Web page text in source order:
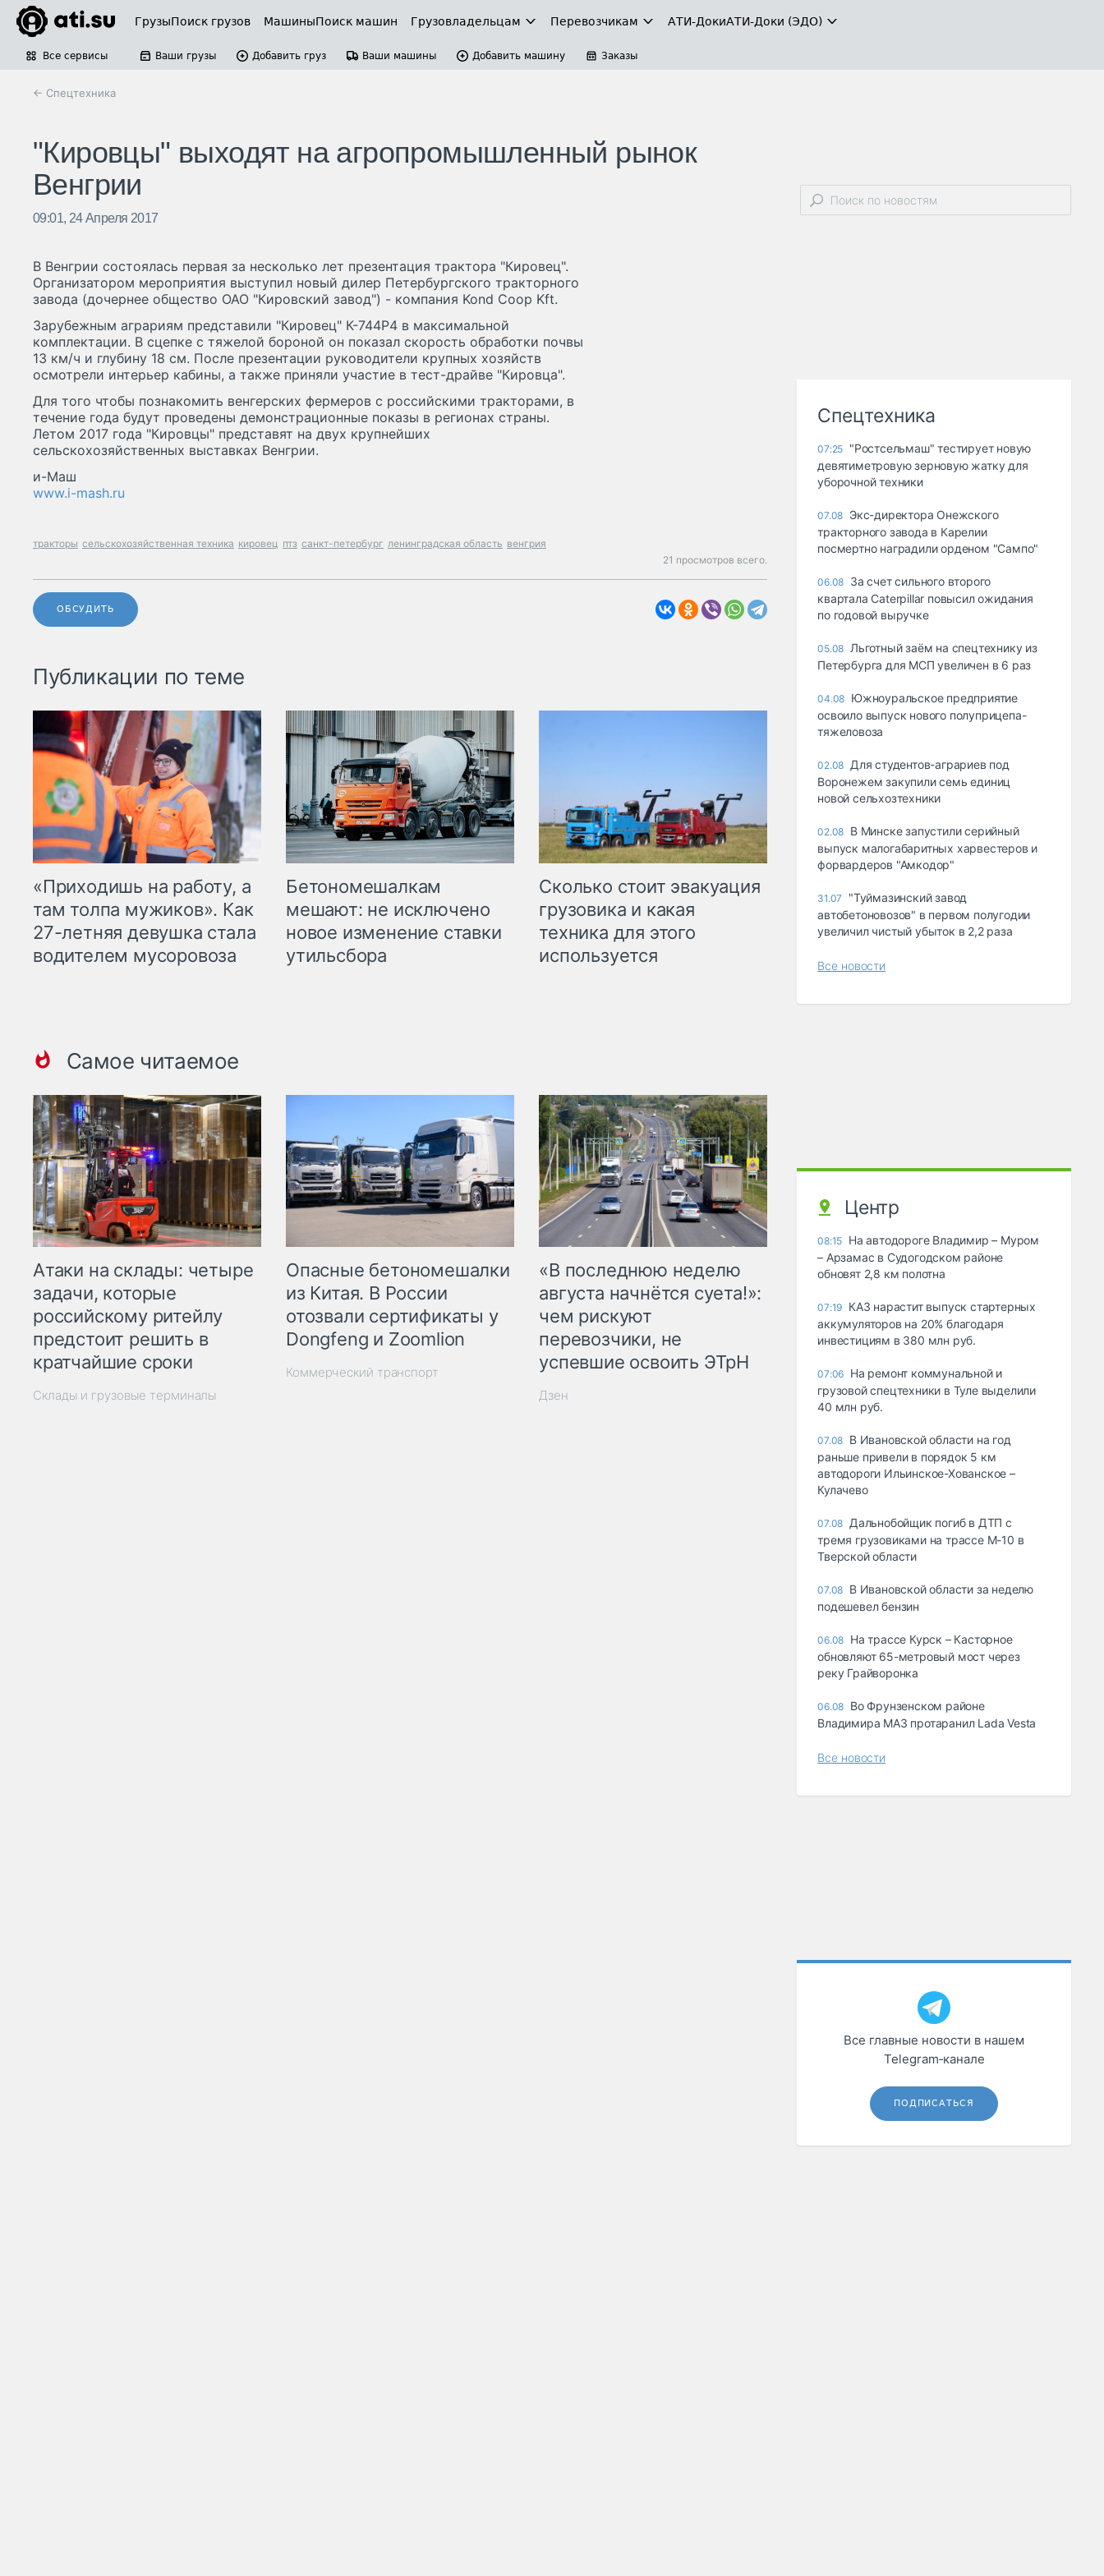
ГрузыПоиск грузов МашиныПоиск машин Грузовладельцам Перевозчикам АТИ-ДокиАТИ-Доки (ЭДО)
Все сервисы Ваши грузы Добавить груз Ваши машины Добавить машину Заказы
← Спецтехника
"Кировцы" выходят на агропромышленный рынок
Венгрии
09:01, 24 Апреля 2017
В Венгрии состоялась первая за несколько лет презентация трактора "Кировец".
Организатором мероприятия выступил новый дилер Петербургского тракторного
завода (дочернее общество ОАО "Кировский завод") - компания Kond Coop Kft.
Зарубежным аграриям представили "Кировец" К-744Р4 в максимальной
комплектации. В сцепке с тяжелой бороной он показал скорость обработки почвы
13 км/ч и глубину 18 см. После презентации руководители крупных хозяйств
осмотрели интерьер кабины, а также приняли участие в тест-драйве "Кировца".
Для того чтобы познакомить венгерских фермеров с российскими тракторами, в
течение года будут проведены демонстрационные показы в регионах страны.
Летом 2017 года "Кировцы" представят на двух крупнейших
сельскохозяйственных выставках Венгрии.
и-Маш
www.i-mash.ru
тракторы сельскохозяйственная техника кировец птз санкт-петербург ленинградская область венгрия
21 просмотров всего.
ОБСУДИТЬ
Публикации по теме
«Приходишь на работу, а
там толпа мужиков». Как
27-летняя девушка стала
водителем мусоровоза
Бетономешалкам
мешают: не исключено
новое изменение ставки
утильсбора
Сколько стоит эвакуация
грузовика и какая
техника для этого
используется
Самое читаемое
Атаки на склады: четыре
задачи, которые
российскому ритейлу
предстоит решить в
кратчайшие сроки
Склады и грузовые терминалы
Опасные бетономешалки
из Китая. В России
отозвали сертификаты у
Dongfeng и Zoomlion
Коммерческий транспорт
«В последнюю неделю
августа начнётся суета!»:
чем рискуют
перевозчики, не
успевшие освоить ЭТрН
Дзен
Спецтехника
07:25 "Ростсельмаш" тестирует новую
девятиметровую зерновую жатку для
уборочной техники
07.08 Экс-директора Онежского
тракторного завода в Карелии
посмертно наградили орденом "Сампо"
06.08 За счет сильного второго
квартала Caterpillar повысил ожидания
по годовой выручке
05.08 Льготный заём на спецтехнику из
Петербурга для МСП увеличен в 6 раз
04.08 Южноуральское предприятие
освоило выпуск нового полуприцепа-
тяжеловоза
02.08 Для студентов-аграриев под
Воронежем закупили семь единиц
новой сельхозтехники
02.08 В Минске запустили серийный
выпуск малогабаритных харвестеров и
форвардеров "Амкодор"
31.07
"Туймазинский завод
автобетоновозов" в первом полугодии
увеличил чистый убыток в 2,2 раза
Все новости
Центр
08:15 На автодороге Владимир – Муром
– Арзамас в Судогодском районе
обновят 2,8 км полотна
07:19 КАЗ нарастит выпуск стартерных
аккумуляторов на 20% благодаря
инвестициям в 380 млн руб.
07:06 На ремонт коммунальной и
грузовой спецтехники в Туле выделили
40 млн руб.
07.08 В Ивановской области на год
раньше привели в порядок 5 км
автодороги Ильинское-Хованское –
Кулачево
07.08 Дальнобойщик погиб в ДТП с
тремя грузовиками на трассе М-10 в
Тверской области
07.08 В Ивановской области за неделю
подешевел бензин
06.08 На трассе Курск – Касторное
обновляют 65-метровый мост через
реку Грайворонка
06.08 Во Фрунзенском районе
Владимира МАЗ протаранил Lada Vesta
Все новости
Все главные новости в нашем
Telegram‑канале
ПОДПИСАТЬСЯ